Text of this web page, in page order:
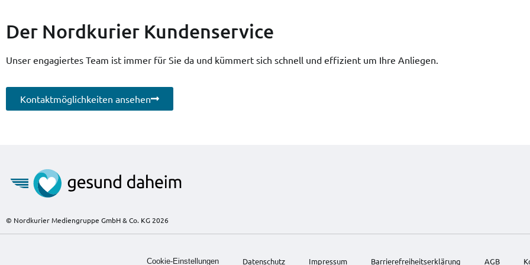
Der Nordkurier Kundenservice
Unser engagiertes Team ist immer für Sie da und kümmert sich schnell und effizient um Ihre Anliegen.
Kontaktmöglichkeiten ansehen
© Nordkurier Mediengruppe GmbH & Co. KG 2026
Cookie-Einstellungen Datenschutz Impressum Barrierefreiheitserklärung AGB